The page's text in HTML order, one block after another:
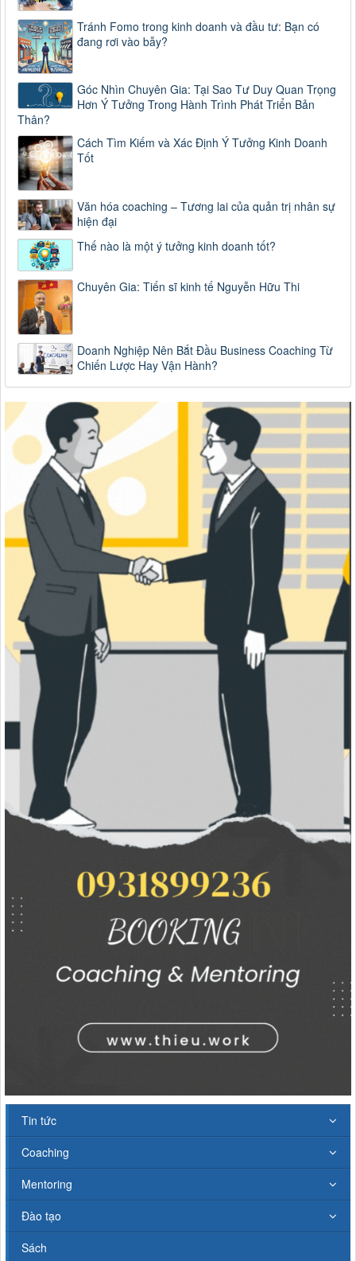
Tránh Fomo trong kinh doanh và đầu tư: Bạn có
đang rơi vào bẫy?
Góc Nhìn Chuyên Gia: Tại Sao Tư Duy Quan Trọng
Hơn Ý Tưởng Trong Hành Trình Phát Triển Bản
Thân?
Cách Tìm Kiếm và Xác Định Ý Tưởng Kinh Doanh
Tốt
Văn hóa coaching – Tương lai của quản trị nhân sự
hiện đại
Thế nào là một ý tưởng kinh doanh tốt?
Chuyên Gia: Tiến sĩ kinh tế Nguyễn Hữu Thi
Doanh Nghiệp Nên Bắt Đầu Business Coaching Từ
Chiến Lược Hay Vận Hành?
Tin tức
Coaching
Mentoring
Đào tạo
Sách